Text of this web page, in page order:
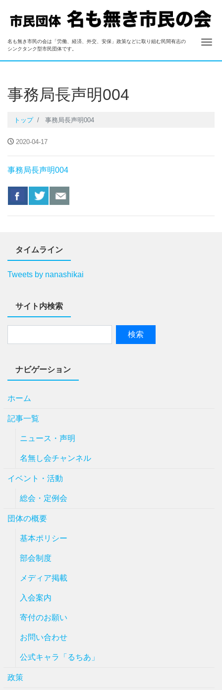
名も無き市民の会
名も無き市民の会は「労働、経済、外交、安保」政策などに取り組む民間有志の
シンクタンク型市民団体です。
ナ
事務局長声明004
トップ 事務局長声明004
2020-04-17
事務局長声明004
タイムライン
Tweets by nanashikai
サイト内検索
ナビゲーション
ホーム
記事一覧
ニュース・声明
名無し会チャンネル
イベント・活動
総会・定例会
団体の概要
基本ポリシー
部会制度
メディア掲載
入会案内
寄付のお願い
お問い合わせ
公式キャラ「るちあ」
政策